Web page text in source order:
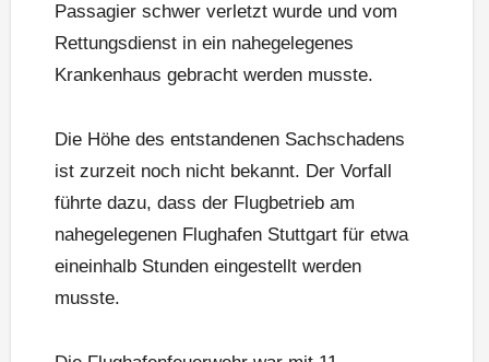
Passagier schwer verletzt wurde und vom
Rettungsdienst in ein nahegelegenes
Krankenhaus gebracht werden musste.
Die Höhe des entstandenen Sachschadens
ist zurzeit noch nicht bekannt. Der Vorfall
führte dazu, dass der Flugbetrieb am
nahegelegenen Flughafen Stuttgart für etwa
eineinhalb Stunden eingestellt werden
musste.